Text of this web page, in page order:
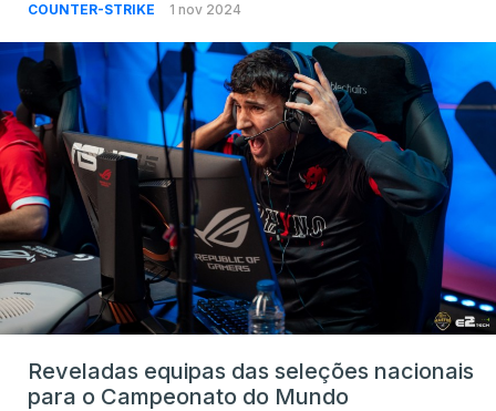
COUNTER-STRIKE 1 nov 2024
Reveladas equipas das seleções nacionais
para o Campeonato do Mundo